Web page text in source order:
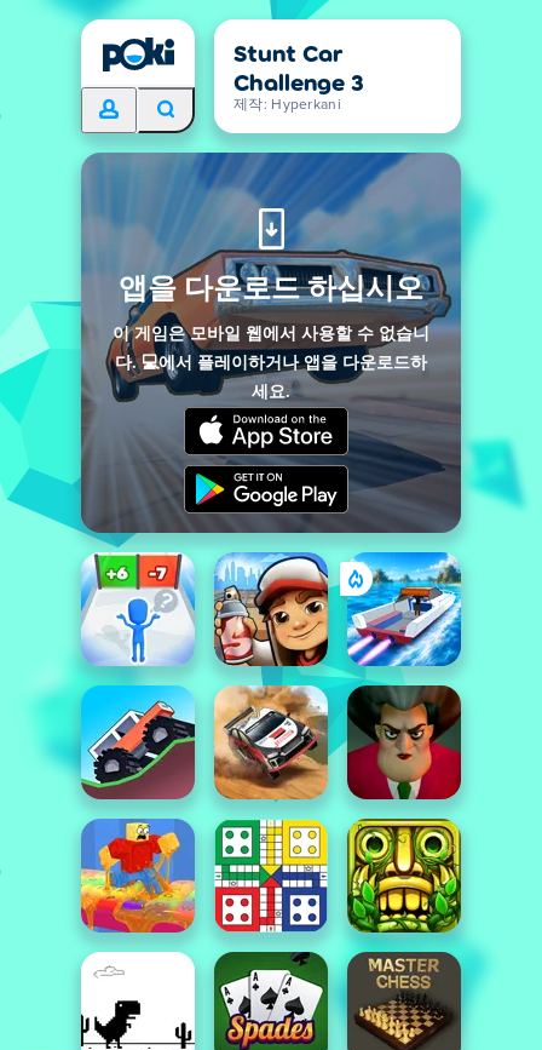
Stunt Car
Challenge 3
제작: Hyperkani
앱을 다운로드 하십시오
이 게임은 모바일 웹에서 사용할 수 없습니
다. 💻에서 플레이하거나 앱을 다운로드하
세요.